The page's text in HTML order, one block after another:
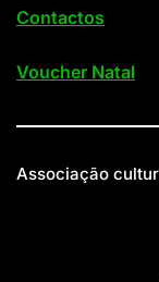
Contactos
Voucher Natal
Associação